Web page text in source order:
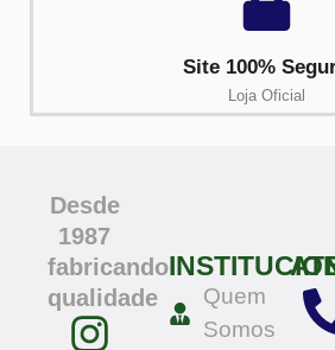
Site 100%
Loja Oficial
Desde
1987
fabricando
qualidade
Quem
Somos